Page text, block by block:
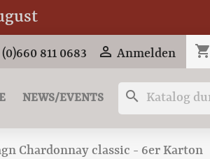
(0)660 811 0683  Anmelden shopping_cart
NEWS/EVENTS search
Chardonnay classic - 6er Karton